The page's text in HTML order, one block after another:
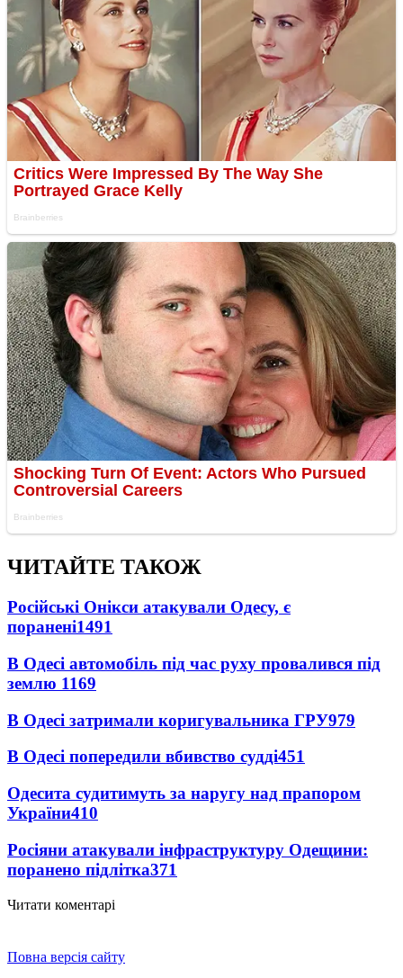
ЧИТАЙТЕ ТАКОЖ
Російські Онікси атакували Одесу, є
поранені1491
В Одесі автомобіль під час руху провалився під
землю 1169
В Одесі затримали коригувальника ГРУ979
В Одесі попередили вбивство судді451
Одесита судитимуть за наругу над прапором
України410
Росіяни атакували інфраструктуру Одещини:
поранено підлітка371
Читати коментарі
Повна версія сайту